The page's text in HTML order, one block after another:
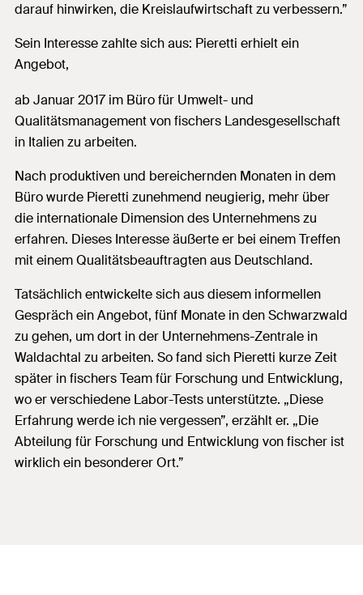
darauf hinwirken, die Kreislaufwirtschaft zu verbessern.”
Sein Interesse zahlte sich aus: Pieretti erhielt ein
Angebot,
ab Januar 2017 im Büro für Umwelt- und
Qualitätsmanagement von fischers Landesgesellschaft
in Italien zu arbeiten.
Nach produktiven und bereichernden Monaten in dem
Büro wurde Pieretti zunehmend neugierig, mehr über
die internationale Dimension des Unternehmens zu
erfahren. Dieses Interesse äußerte er bei einem Treffen
mit einem Qualitätsbeauftragten aus Deutschland.
Tatsächlich entwickelte sich aus diesem informellen
Gespräch ein Angebot, fünf Monate in den Schwarzwald
zu gehen, um dort in der Unternehmens-Zentrale in
Waldachtal zu arbeiten. So fand sich Pieretti kurze Zeit
später in fischers Team für Forschung und Entwicklung,
wo er verschiedene Labor-Tests unterstützte. „Diese
Erfahrung werde ich nie vergessen”, erzählt er. „Die
Abteilung für Forschung und Entwicklung von fischer ist
wirklich ein besonderer Ort.”